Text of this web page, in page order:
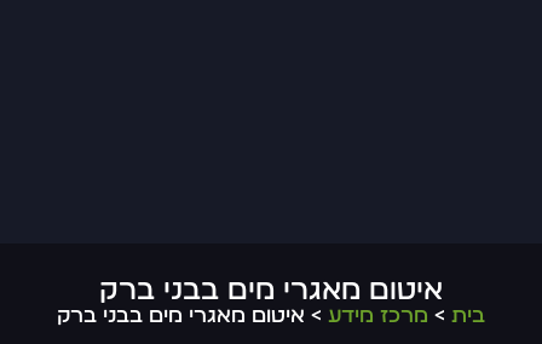
איטום מאגרי מים בבני ברק
בית > מרכז מידע > איטום מאגרי מים בבני ברק